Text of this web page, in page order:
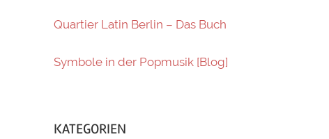
Quartier Latin Berlin – Das Buch
Symbole in der Popmusik [Blog]
KATEGORIEN